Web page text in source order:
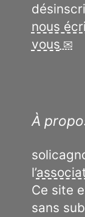
nous
vous
À
l’
Ce site
sans